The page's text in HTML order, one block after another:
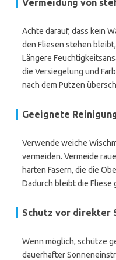
Vermeidung von
Achte darauf, dass kein
den Fliesen stehen
Längere
die Versiegelung und
nach dem Putzen
Geeignete
Verwende weiche
vermeiden. Vermeide
harten Fasern, die die
Dadurch bleibt die Fliese
Schutz vor direkter
Wenn möglich, schütze
dauerhafter